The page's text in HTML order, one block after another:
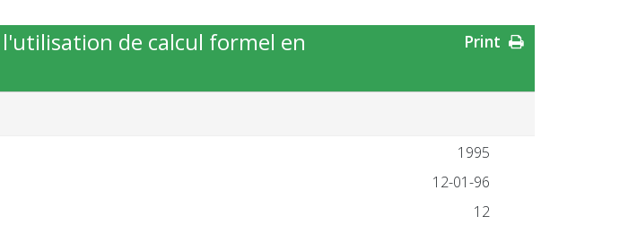
de calcul formel en
1995
12-01-96
12